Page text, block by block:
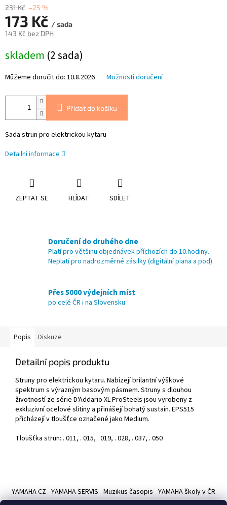
231 Kč –25 %
173 Kč / sada
143 Kč bez DPH
cena:
skladem (2 sada)
Můžeme doručit do: 10.8.2026 Možnosti doručení
Přidat do košíku
Sada strun pro elektrickou kytaru
Detailní informace
ZEPTAT SE HLÍDAT SDÍLET
Doručení do druhého dne
Platí pro většinu objednávek příchozích do 10.hodiny.
Neplatí pro nadrozměrné zásilky (digitální piana a pod)
Přes 5000 výdejních míst
po celé ČR i na Slovensku
Popis Diskuze
Detailní popis produktu
Struny pro elektrickou kytaru. Nabízejí brilantní výškové
spektrum s výrazným basovým pásmem. Struny s dlouhou
životností ze série D'Addario XL ProSteels jsou vyrobeny z
exkluzivní ocelové slitiny a přinášejí bohatý sustain. EPS515
přicházejí v tloušťce označené jako Medium.
Tloušťka strun: . 011, . 015, . 019, . 028, . 037, . 050
p
YAMAHA CZ YAMAHA SERVIS Muzikus časopis YAMAHA školy v ČR